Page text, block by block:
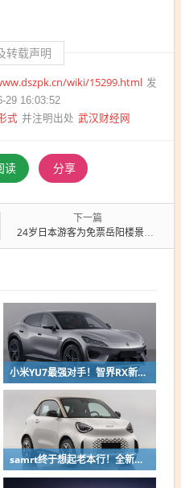
转载声明
wiki/15299.html 发
29 16:03:52
式 并注明出处 武汉财经网
读 分享
下一篇
24岁日本游客为免票岳阳楼景区全文背诵《岳阳楼记》：将挑战《蜀道难》
小米YU7最强对手！智界RX新车申报：低趴车身颜值出众
samrt终于想起老本行！全新微型纯电双座轿车精灵#2申报